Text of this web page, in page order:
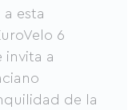
esta
6
invita a
de la